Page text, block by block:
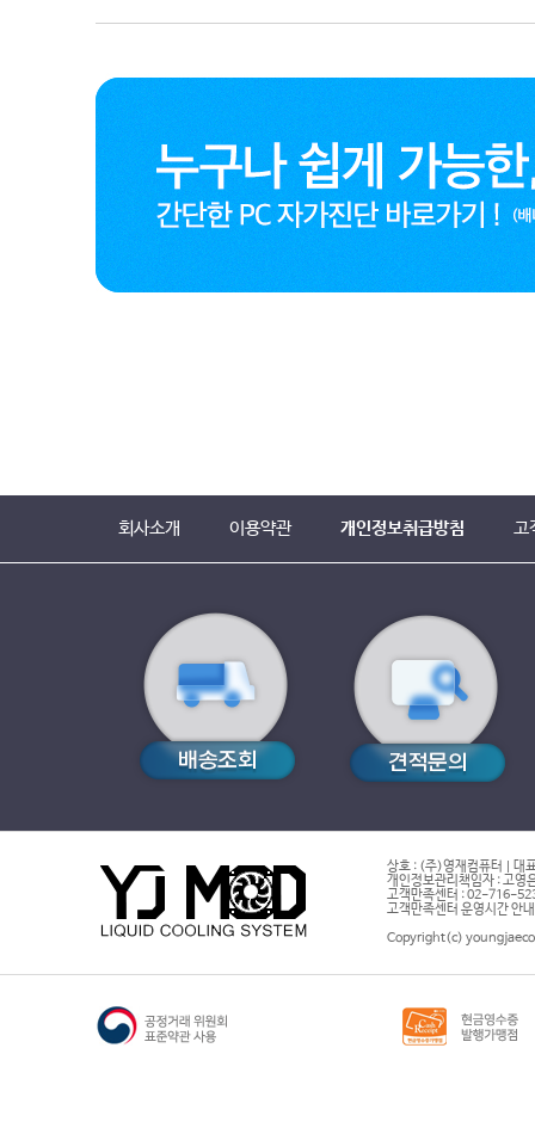
회사소개 이용약관 개인정보취급방침 고
상호 : (주)영재컴퓨터 | 대
개인정보관리책임자 : 고영
고객만족센터 : 02-716-
고객만족센터 운영시간 안
Copyright(c)